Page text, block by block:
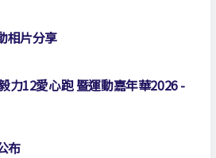
相片分享
力12愛心跑 暨運動嘉年華2026 -
布